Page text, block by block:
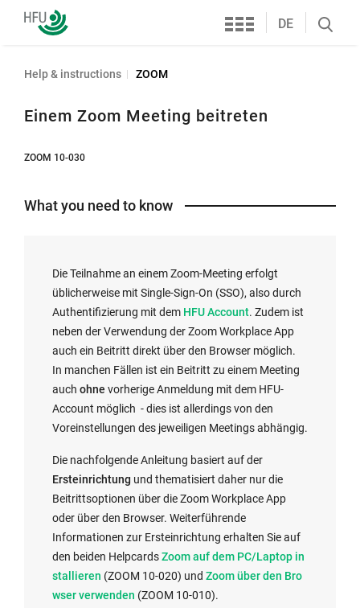
Furtwangen
University
Services
DE
Search
Help & instructions ZOOM
Einem Zoom Meeting beitreten
ZOOM 10-030
What you need to know
Die Teilnahme an einem Zoom-Meeting erfolgt
üblicherweise mit Single-Sign-On (SSO), also durch
Authentifizierung mit dem I
n
t
e
r
n
a
l
i
n
k
o
p
e
n
HFU Account. Zudem ist
neben der Verwendung der Zoom Workplace App
auch ein Beitritt direkt über den Browser möglich.
In manchen Fällen ist ein Beitritt zu einem Meeting
auch ohne vorherige Anmeldung mit dem HFU-
Account möglich - dies ist allerdings von den
Voreinstellungen des jeweiligen Meetings abhängig.
Die nachfolgende Anleitung basiert auf der
Ersteinrichtung und thematisiert daher nur die
Beitrittsoptionen über die Zoom Workplace App
oder über den Browser. Weiterführende
Informationen zur Ersteinrichtung erhalten Sie auf
den beiden HelpcardsI
n
t
Zoom auf dem PC/Laptop in
stallieren (ZOOM 10-020) und I
n
Zoom über den Bro
wser verwenden (ZOOM 10-010).